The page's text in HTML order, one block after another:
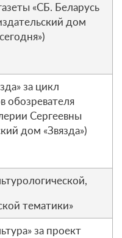
«СБ. Беларусь
дом
за цикл
обозревателя
Сергеевны
дом «Звязда»)
тематики»
за проект